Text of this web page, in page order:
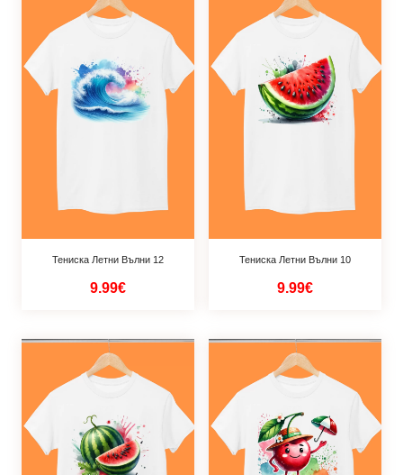
Тениска Летни Вълни 12
9.99€
Тениска Летни Вълни 10
9.99€